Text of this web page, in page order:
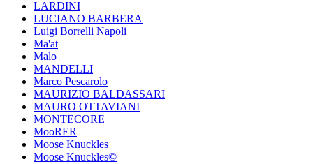
LARDINI
LUCIANO BARBERA
Luigi Borrelli Napoli
Ma'at
Malo
MANDELLI
Marco Pescarolo
MAURIZIO BALDASSARI
MAURO OTTAVIANI
MONTECORE
MooRER
Moose Knuckles
Moose Knuckles©️